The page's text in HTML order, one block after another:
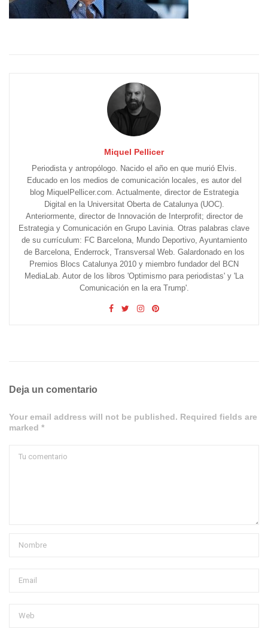
Miquel Pellicer
Periodista y antropólogo. Nacido el año en que murió Elvis.
Educado en los medios de comunicación locales, es autor del
blog MiquelPellicer.com. Actualmente, director de Estrategia
Digital en la Universitat Oberta de Catalunya (UOC).
Anteriormente, director de Innovación de Interprofit; director de
Estrategia y Comunicación en Grupo Lavinia. Otras palabras clave
de su currículum: FC Barcelona, Mundo Deportivo, Ayuntamiento
de Barcelona, Enderrock, Transversal Web. Galardonado en los
Premios Blocs Catalunya 2010 y miembro fundador del BCN
MediaLab. Autor de los libros 'Optimismo para periodistas' y 'La
Comunicación en la era Trump'.
Deja un comentario
Your email address will not be published. Required fields are
marked *